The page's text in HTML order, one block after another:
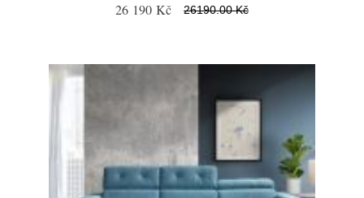
26 190 Kč 26190.00 Kč